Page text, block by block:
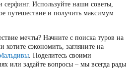
Используйте наши советы,
путешествие и получить максимум
мечты? Начните с поиска туров на
сэкономить, загляните на
. Поделитесь своими
или задайте вопросы – мы всегда рады